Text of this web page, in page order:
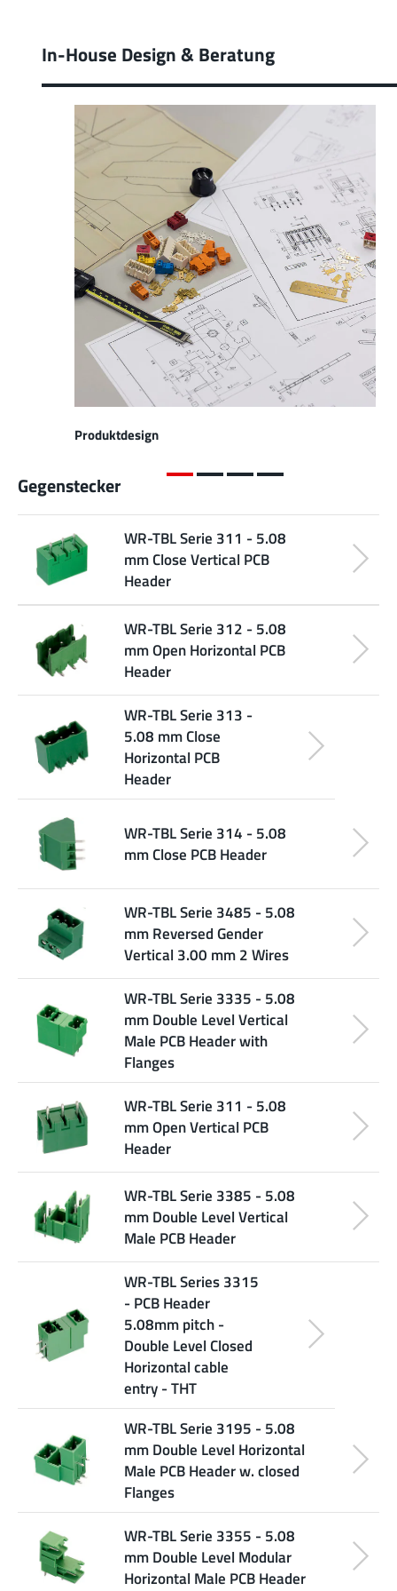
In-House Design & Beratung
Produktdesign
Gegenstecker
WR-TBL Serie 311 - 5.08
mm Close Vertical PCB
Header
WR-TBL Serie 312 - 5.08
mm Open Horizontal PCB
Header
WR-TBL Serie 313 -
5.08 mm Close
Horizontal PCB
Header
WR-TBL Serie 314 - 5.08
mm Close PCB Header
WR-TBL Serie 3485 - 5.08
mm Reversed Gender
Vertical 3.00 mm 2 Wires
WR-TBL Serie 3335 - 5.08
mm Double Level Vertical
Male PCB Header with
Flanges
WR-TBL Serie 311 - 5.08
mm Open Vertical PCB
Header
WR-TBL Serie 3385 - 5.08
mm Double Level Vertical
Male PCB Header
WR-TBL Series 3315
- PCB Header
5.08mm pitch -
Double Level Closed
Horizontal cable
entry - THT
WR-TBL Serie 3195 - 5.08
mm Double Level Horizontal
Male PCB Header w. closed
Flanges
WR-TBL Serie 3355 - 5.08
mm Double Level Modular
Horizontal Male PCB Header